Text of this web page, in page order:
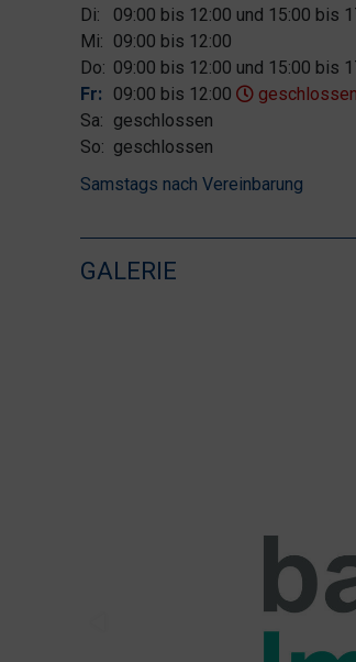
Di:
09:00 bis 12:00 und 15:00 bis
Mi: 09:00 bis 12:00
Do: 09:00 bis 12:00 und 15:00 bis
Fr:
09:00 bis 12:00
geschlossen
Sa: geschlossen
So: geschlossen
Samstags nach Vereinbarung
GALERIE